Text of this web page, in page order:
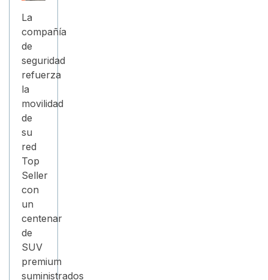
La
compañía
de
seguridad
refuerza
la
movilidad
de
su
red
Top
Seller
con
un
centenar
de
SUV
premium
suministrados